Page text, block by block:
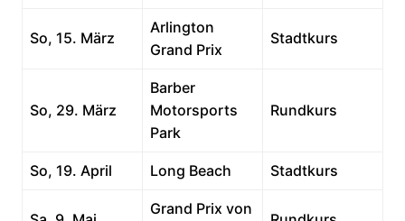
So, 15. März
Arlington
Grand Prix
Stadtkurs
So, 29. März
Barber
Motorsports
Park
Rundkurs
So, 19. April Long Beach Stadtkurs
Grand Prix von